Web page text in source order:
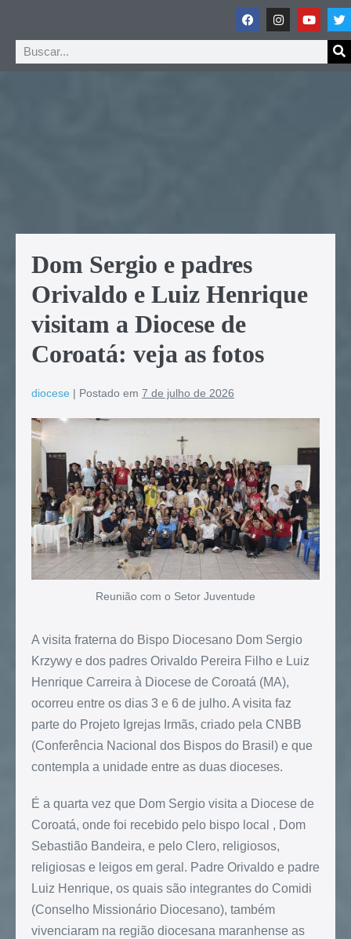
Dom Sergio e padres
Orivaldo e Luiz Henrique
visitam a Diocese de
Coroatá: veja as fotos
diocese | Postado em 7 de julho de 2026
Reunião com o Setor Juventude
A visita fraterna do Bispo Diocesano Dom Sergio
Krzywy e dos padres Orivaldo Pereira Filho e Luiz
Henrique Carreira à Diocese de Coroatá (MA),
ocorreu entre os dias 3 e 6 de julho. A visita faz
parte do Projeto Igrejas Irmãs, criado pela CNBB
(Conferência Nacional dos Bispos do Brasil) e que
contempla a unidade entre as duas dioceses.
É a quarta vez que Dom Sergio visita a Diocese de
Coroatá, onde foi recebido pelo bispo local , Dom
Sebastião Bandeira, e pelo Clero, religiosos,
religiosas e leigos em geral. Padre Orivaldo e padre
Luiz Henrique, os quais são integrantes do Comidi
(Conselho Missionário Diocesano), também
vivenciaram na região diocesana maranhense as